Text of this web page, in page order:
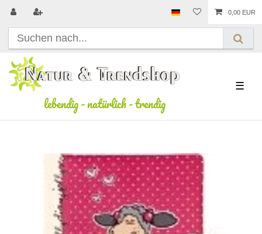
0,00 EUR
lebendig-natürlich-trendig
☰